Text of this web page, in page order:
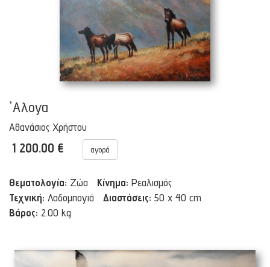
'Αλογα
Αθανάσιος Χρήστου
1 200.00 € αγορά
Θεματολογία: Ζώα Κίνημα: Ρεαλισμός
Τεχνική: Λαδομπογιά Διαστάσεις: 50 x 40 cm
Βάρος: 2.00 kg